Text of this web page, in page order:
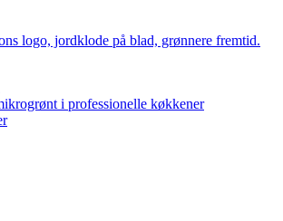
i professionelle køkkener